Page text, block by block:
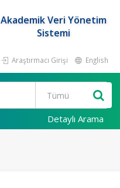
Akademik Veri Yönetim
Sistemi
Araştırmacı Girişi English
Detaylı Arama